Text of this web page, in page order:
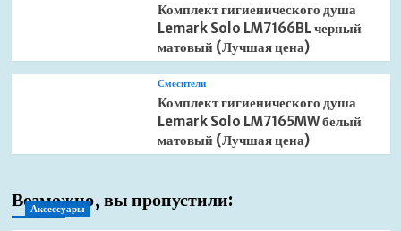
Комплект гигиенического душа
Lemark Solo LM7166BL черный
матовый (Лучшая цена)
Смесители
Комплект гигиенического душа
Lemark Solo LM7165MW белый
матовый (Лучшая цена)
Возможно, вы пропустили:
Аксессуары